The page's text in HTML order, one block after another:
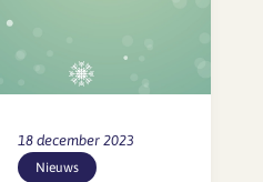
18 december 2023
Nieuws